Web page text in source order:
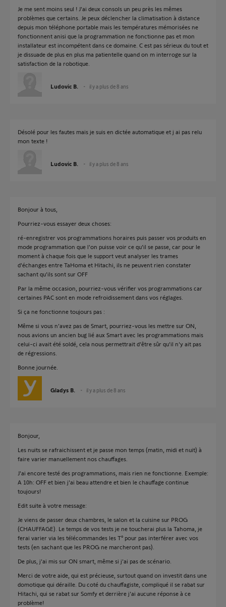
Je me sent moins seul ! J'ai deux consols un peu près les mêmes
problèmes que certains. Je peux déclencher la climatisation à distance
depuis mon téléphone portable mais les températures mémorisées ne
fonctionnent anisi que la programmation ne fonctionne pas et mon
installateur est incompétent dans ce domaine. C est pas sérieux du tout et
je dissuade de plus en plus ma patientelle quand on m interroge sur la
satisfaction de la robotique.
Ludovic B. il y a plus de 8 ans
Désolé pour les fautes mais je suis en dictée automatique et j ai pas relu
mon texte !
Ludovic B. il y a plus de 8 ans
Bonjour à tous,
Pourriez-vous essayer deux choses:
ré-enregistrer vos programmations horaires puis passer vos produits en
mode programmation que l'on puisse voir ce qu'il se passe, car pour le
moment à chaque fois que le support veut analyser les trames
d'échanges entre TaHoma et Hitachi, ils ne peuvent rien constater
sachant qu'ils sont sur OFF
Par la même occasion, pourriez-vous vérifier vos programmations car
certaines PAC sont en mode refroidissement dans vos réglages.
Si ça ne fonctionne toujours pas :
Même si vous n'avez pas de Smart, pourriez-vous les mettre sur ON,
nous avions un ancien bug lié aux Smart avec les programmations mais
celui-ci avait été soldé, cela nous permettrait d'être sûr qu'il n'y ait pas
de régressions.
Bonne journée.
Gladys B. il y a plus de 8 ans
Bonjour,
Les nuits se rafraichissent et je passe mon temps (matin, midi et nuit) à
faire varier manuellement nos chauffages.
J'ai encore testé des programmations, mais rien ne fonctionne. Exemple:
A 10h: OFF et bien j'ai beau attendre et bien le chauffage continue
toujours!
Edit suite à votre message:
Je viens de passer deux chambres, le salon et la cuisine sur PROG
(CHAUFFAGE). Le temps de vos tests je ne toucherai plus la Tahoma, je
ferai varier via les télécommandes les T° pour pas interférer avec vos
tests (en sachant que les PROG ne marcheront pas).
De plus, j'ai mis sur ON smart, même si j'ai pas de scénario.
Merci de votre aide, qui est précieuse, surtout quand on investit dans une
domotique qui déraille. Du coté du chauffagiste, compliqué il se rabat sur
Hitachi, qui se rabat sur Somfy et derrière j'ai aucune réponse à ce
problème!